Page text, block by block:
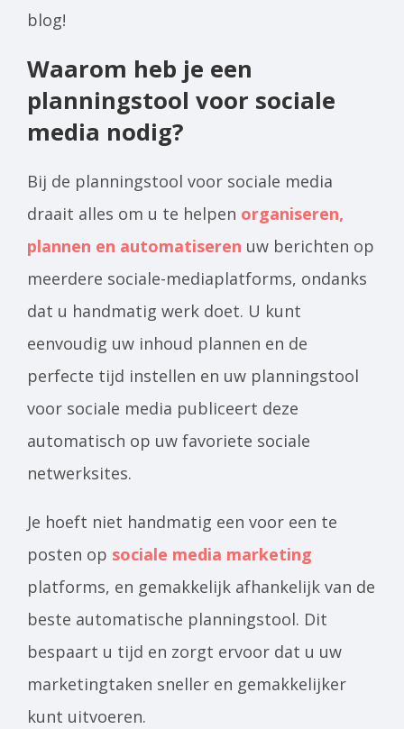
blog!
Waarom heb je een
planningstool voor sociale
media nodig?
Bij de planningstool voor sociale media
draait alles om u te helpen organiseren,
plannen en automatiseren uw berichten op
meerdere sociale-mediaplatforms, ondanks
dat u handmatig werk doet. U kunt
eenvoudig uw inhoud plannen en de
perfecte tijd instellen en uw planningstool
voor sociale media publiceert deze
automatisch op uw favoriete sociale
netwerksites.
Je hoeft niet handmatig een voor een te
posten op sociale media marketing
platforms, en gemakkelijk afhankelijk van de
beste automatische planningstool. Dit
bespaart u tijd en zorgt ervoor dat u uw
marketingtaken sneller en gemakkelijker
kunt uitvoeren.